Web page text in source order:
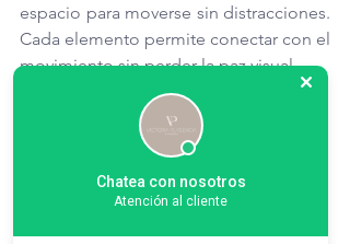
espacio para moverse sin distracciones.
Cada elemento permite conectar con el
movimiento sin perder la paz visual.
Chatea con nosotros
Atención al cliente